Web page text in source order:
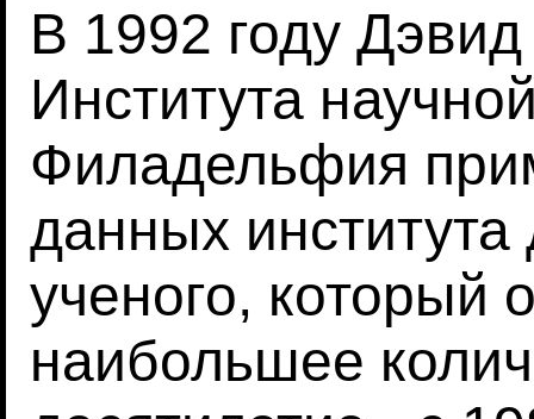
В 1992 году
Института
Филадельфия
данных
ученого, который
наибольшее